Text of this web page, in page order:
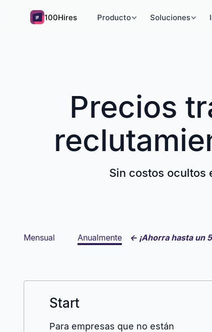
100Hires Producto Soluciones
Precios
Sin costos
Mensual Anualmente ← ¡Ahorra hasta un
Start
Para empresas que no están